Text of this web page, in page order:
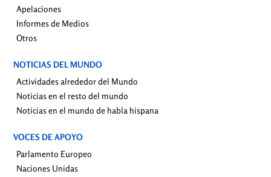
Apelaciones
Informes de Medios
Otros
NOTICIAS DEL MUNDO
Actividades alrededor del Mundo
Noticias en el resto del mundo
Noticias en el mundo de habla hispana
VOCES DE APOYO
Parlamento Europeo
Naciones Unidas